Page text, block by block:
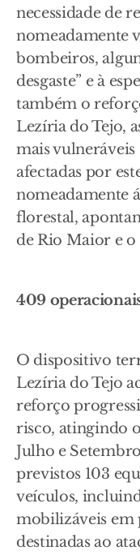
necessidade de
nomeadamente
bombeiros,
desgaste” e à
também o
Lezíria do Tejo,
mais vulneráveis
afectadas por
nomeadamente
florestal,
de Rio Maior e o
409
O dispositivo
Lezíria do Tejo
reforço
risco, atingindo
Julho e
previstos 103
veículos,
mobilizáveis em
destinadas ao